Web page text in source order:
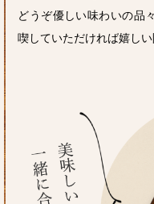
どうぞ優しい味わいの品
喫していただければ嬉しい